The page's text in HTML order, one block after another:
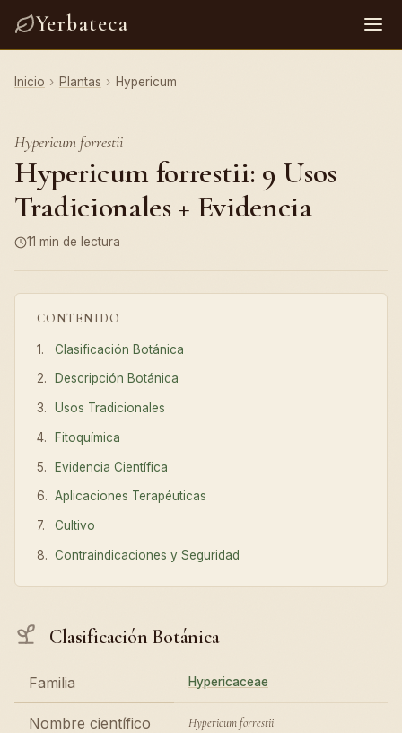
Yerbateca
Inicio › Plantas › Hypericum
Hypericum forrestii
Hypericum forrestii: 9 Usos
Tradicionales + Evidencia
11 min de lectura
CONTENIDO
Clasificación Botánica
Descripción Botánica
Usos Tradicionales
Fitoquímica
Evidencia Científica
Aplicaciones Terapéuticas
Cultivo
Contraindicaciones y Seguridad
Clasificación Botánica
Familia Hypericaceae
Nombre científico Hypericum forrestii